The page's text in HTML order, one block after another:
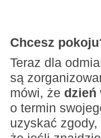
Chcesz
Teraz dla
są
mówi, że dzień
o termin
uzyskać zgody,